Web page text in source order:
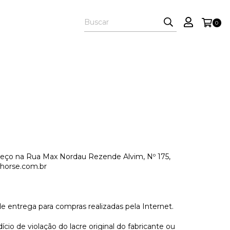
0
na Rua Max Nordau Rezende Alvim, Nº 175,
entrega para compras realizadas pela Internet.
de violação do lacre original do fabricante ou